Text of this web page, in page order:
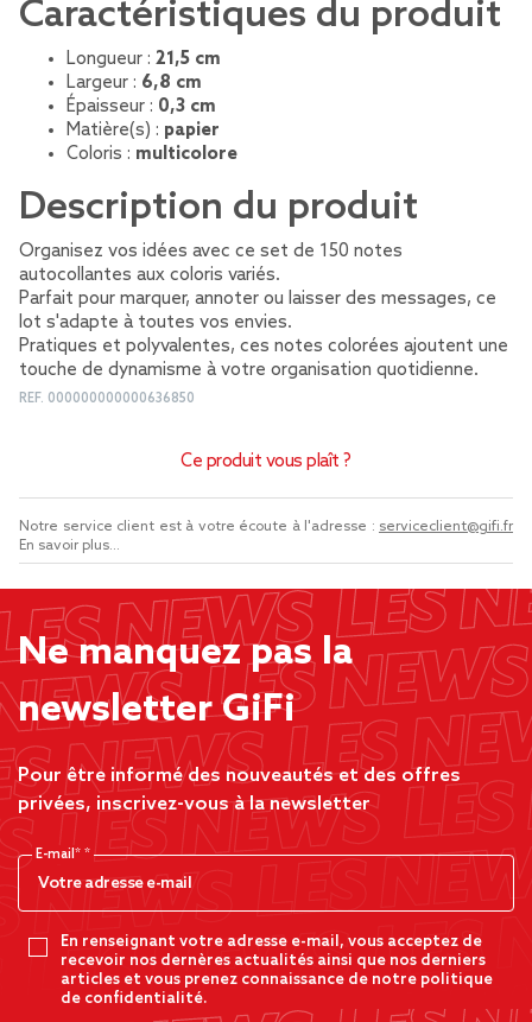
Caractéristiques du produit
Longueur : 21,5 cm
Largeur : 6,8 cm
Épaisseur : 0,3 cm
Matière(s) : papier
Coloris : multicolore
Description du produit
Organisez vos idées avec ce set de 150 notes
autocollantes aux coloris variés.
Parfait pour marquer, annoter ou laisser des messages, ce
lot s'adapte à toutes vos envies.
Pratiques et polyvalentes, ces notes colorées ajoutent une
touche de dynamisme à votre organisation quotidienne.
REF. 000000000000636850
Ce produit vous plaît ?
Notre service client est à votre écoute à l'adresse : serviceclient@gifi.fr
En savoir plus...
Ne manquez pas la
newsletter GiFi
Pour être informé des nouveautés et des offres
privées, inscrivez-vous à la newsletter
E-mail*
En renseignant votre adresse e-mail, vous acceptez de
recevoir nos dernères actualités ainsi que nos derniers
articles et vous prenez connaissance de notre politique
de confidentialité.